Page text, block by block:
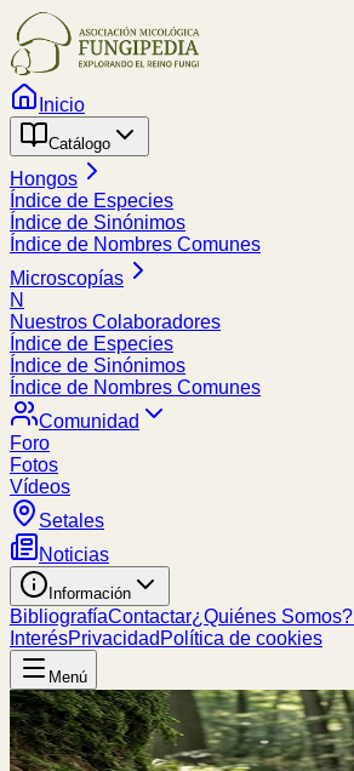
Inicio
Catálogo
Hongos
Índice de Especies
Índice de Sinónimos
Índice de Nombres Comunes
Microscopías
N
Nuestros Colaboradores
Índice de Especies
Índice de Sinónimos
Índice de Nombres Comunes
Comunidad
Foro
Fotos
Vídeos
Setales
Noticias
Información
BibliografíaContactar¿Quiénes Somos?
InterésPrivacidad Política de cookies
Menú